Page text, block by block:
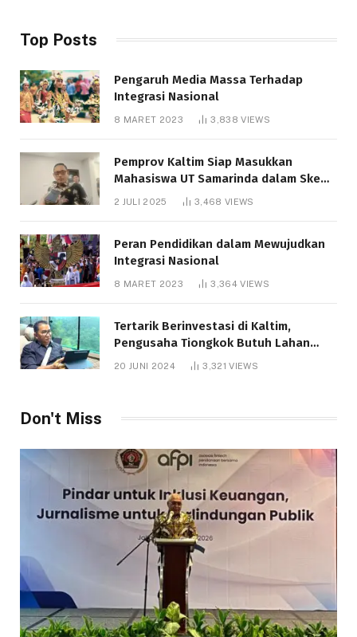
Top Posts
Pengaruh Media Massa Terhadap
Integrasi Nasional
8 MARET 2023 3,838VIEWS
Pemprov Kaltim Siap Masukkan
Mahasiswa UT Samarinda dalam Skema
Bantuan Pendidikan Gratispol
2 JULI 2025 3,468 VIEWS
Peran Pendidikan dalam Mewujudkan
Integrasi Nasional
8 MARET 2023 3,364VIEWS
Tertarik Berinvestasi di Kaltim,
Pengusaha Tiongkok Butuh Lahan
20 JUNI 2024 3,321VIEWS
Don't Miss